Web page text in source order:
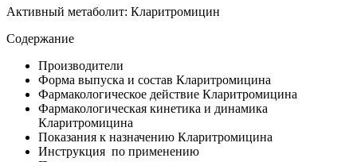
Активный метаболит: Кларитромицин
Содержание
Производители
Форма выпуска и состав Кларитромицина
Фармакологическое действие Кларитромицина
Фармакологическая кинетика и динамика
Кларитромицина
Показания к назначению Кларитромицина
Инструкция по применению